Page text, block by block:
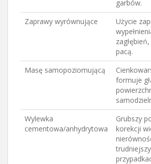
garbów.
Zaprawy wyrównujące
Użycie
pacą.
Masę samopoziomującą
formuje
Wylewka
cementowa/anhydrytowa
Grubszy
korekcji